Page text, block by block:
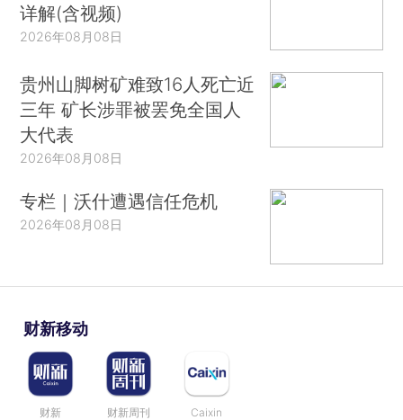
详解(含视频)
2026年08月08日
贵州山脚树矿难致16人死亡近
三年 矿长涉罪被罢免全国人
大代表
2026年08月08日
专栏｜沃什遭遇信任危机
2026年08月08日
财新移动
财新 财新周刊 Caixin